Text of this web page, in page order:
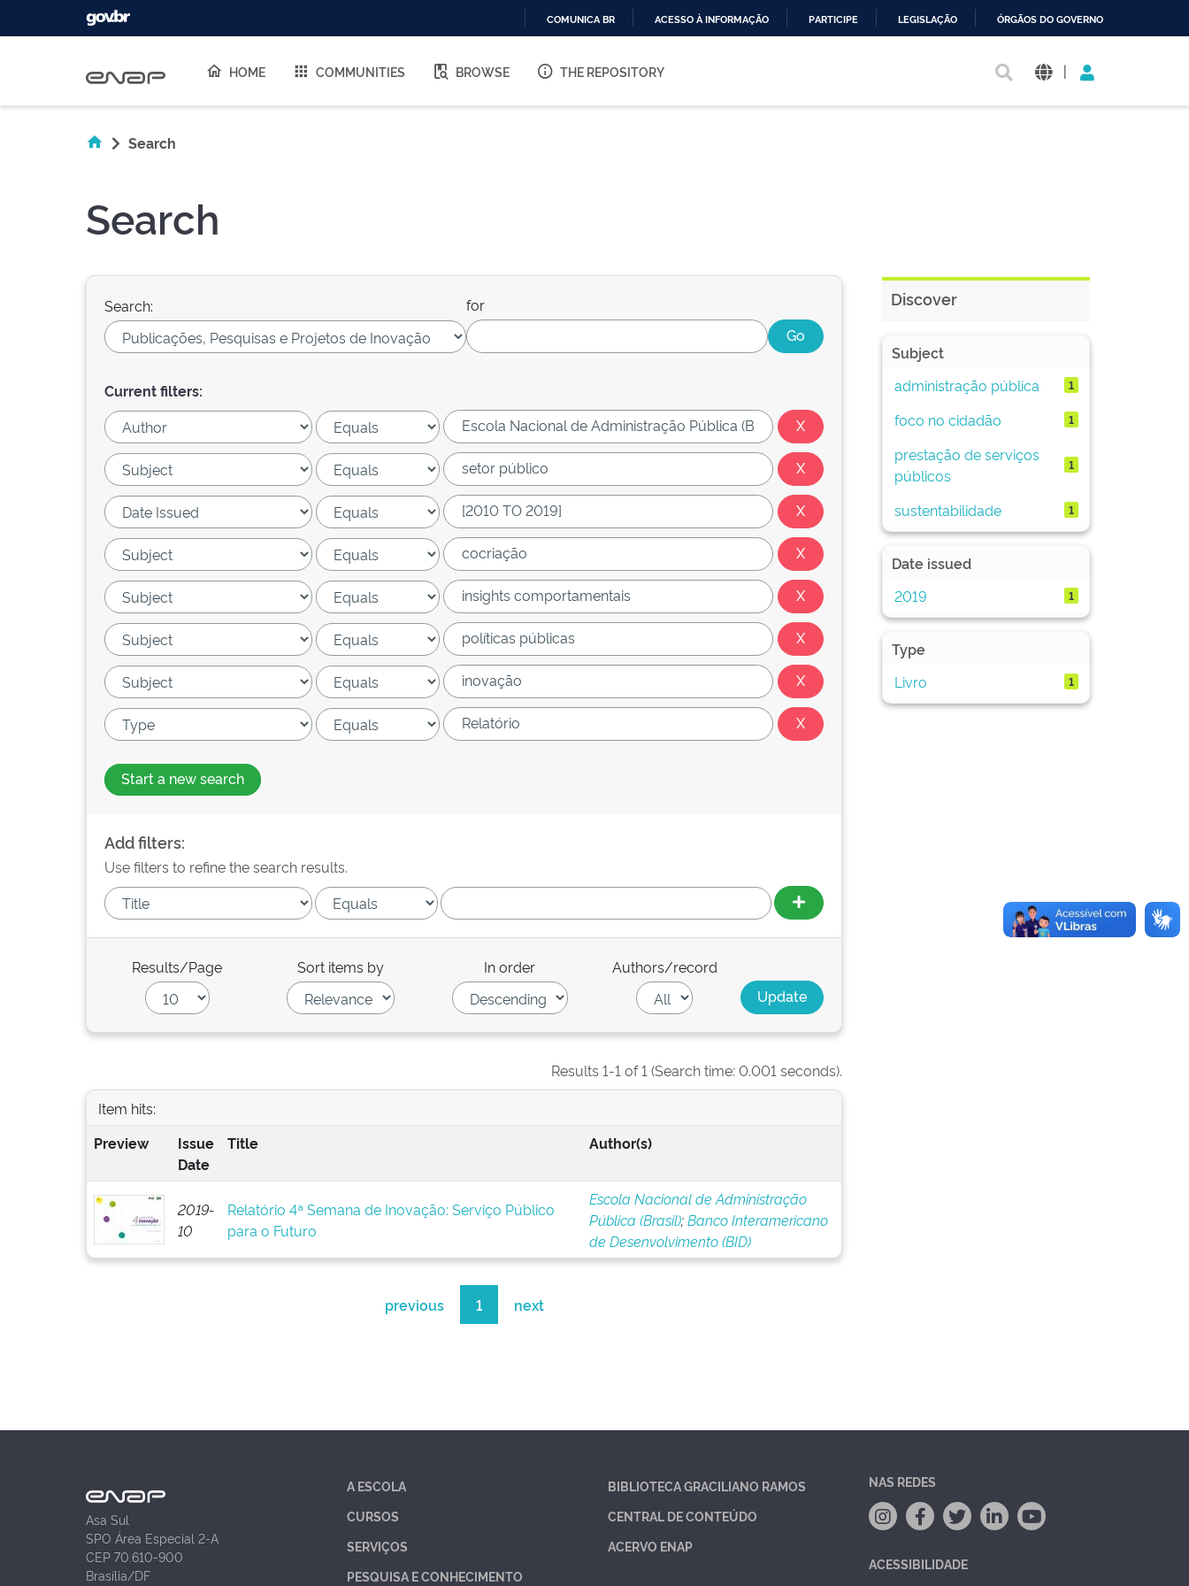
O
COMUNICA BR ACESSO À INFORMAÇÃO PARTICIPE LEGISLAÇÃO ÓRGÃOS DO GOVERNO
HOME COMMUNITIES BROWSE THE REPOSITORY |
Search
Search
Search: for
Current filters:
Start a new search
Add filters:
Use filters to refine the search results.
Results/Page Sort items by In order Authors/record
Results 1-1 of 1 (Search time: 0.001 seconds).
Item hits:
Preview
Issue
Date
Title Author(s)
2019-
10
Relatório 4ª Semana de Inovação: Serviço Público
para o Futuro
Escola Nacional de Administração
Pública (Brasil);Banco Interamericano
de Desenvolvimento (BID)
previous 1 next
Discover
Subject
administração pública
1
foco no cidadão 1
prestação de serviços
públicos
1
sustentabilidade 1
Date issued
2019
1
Type
Livro
1
Asa Sul
SPO Área Especial 2-A
CEP 70.610-900
Brasília/DF
A ESCOLA
CURSOS
SERVIÇOS
PESQUISA E CONHECIMENTO
BIBLIOTECA GRACILIANO RAMOS
CENTRAL DE CONTEÚDO
ACERVO ENAP
NAS REDES
ACESSIBILIDADE